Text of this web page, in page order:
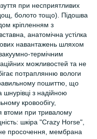
при несприятливих
болото тощо). Підошва
кріпленням з
анатомічна устілка
навантажень шляхом
термічним
можливостей та не
потраплянню вологи
пошиттю, що
шнурівці з надійною
кровообігу,
втоми при тривалому
шкіра "Crazy Horse",
просочення, мембрана